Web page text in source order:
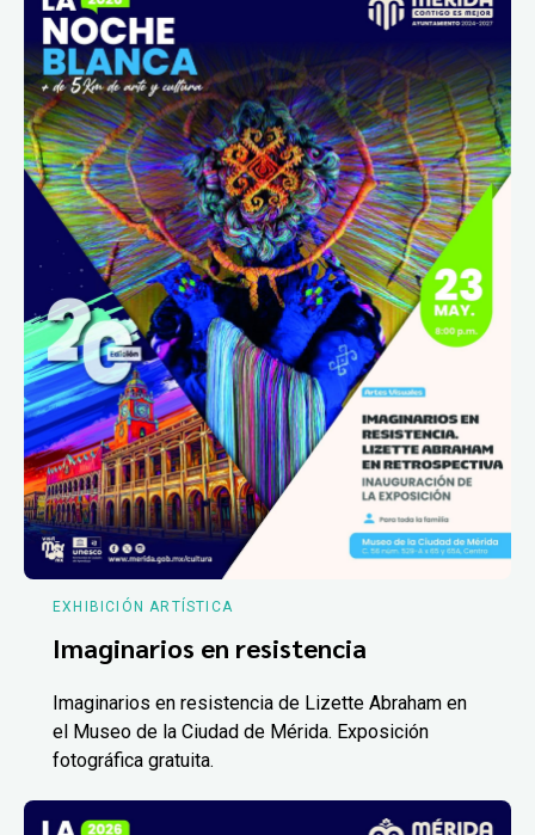
EXHIBICIÓN ARTÍSTICA
Imaginarios en resistencia
Imaginarios en resistencia de Lizette Abraham en
el Museo de la Ciudad de Mérida. Exposición
fotográfica gratuita.